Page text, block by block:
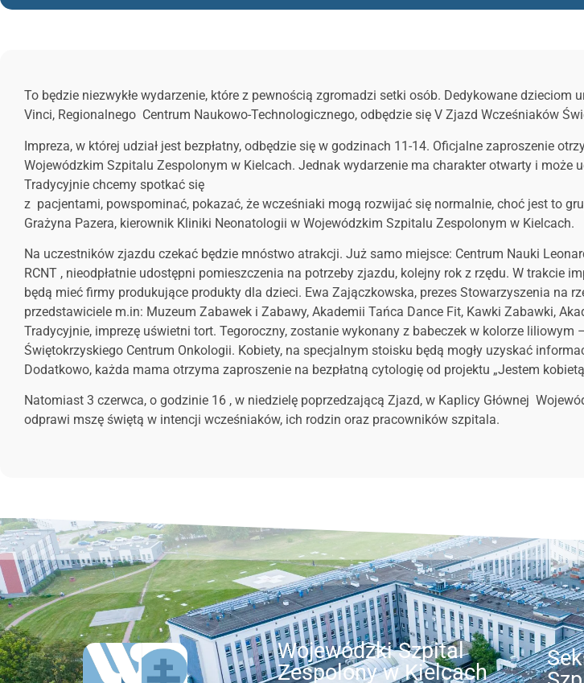
To będzie niezwykłe wydarzenie, które z pewnością zgromadzi setki osób. Dedykowane
Vinci, Regionalnego Centrum Naukowo-Technologicznego, odbędzie się V Zjazd Wcześniaków
Impreza, w której udział jest bezpłatny, odbędzie się w godzinach 11-14. Oficjalne zaproszenie
Wojewódzkim Szpitalu Zespolonym w Kielcach. Jednak wydarzenie ma charakter otwarty i
Tradycyjnie chcemy spotkać się
z pacjentami, powspominać, pokazać, że wcześniaki mogą rozwijać się normalnie, choć jest to
Grażyna Pazera, kierownik Kliniki Neonatologii w Wojewódzkim Szpitalu Zespolonym w Kielcach.
Na uczestników zjazdu czekać będzie mnóstwo atrakcji. Już samo miejsce: Centrum Nauki
RCNT , nieodpłatnie udostępni pomieszczenia na potrzeby zjazdu, kolejny rok z rzędu. W trakcie
będą mieć firmy produkujące produkty dla dzieci. Ewa Zajączkowska, prezes Stowarzyszenia na
przedstawiciele m.in: Muzeum Zabawek i Zabawy, Akademii Tańca Dance Fit, Kawki Zabawki,
Tradycyjnie, imprezę uświetni tort. Tegoroczny, zostanie wykonany z babeczek w kolorze
Świętokrzyskiego Centrum Onkologii. Kobiety, na specjalnym stoisku będą mogły uzyskać
Dodatkowo, każda mama otrzyma zaproszenie na bezpłatną cytologię od projektu „Jestem
Natomiast 3 czerwca, o godzinie 16 , w niedzielę poprzedzającą Zjazd, w Kaplicy Głównej
odprawi mszę świętą w intencji wcześniaków, ich rodzin oraz pracowników szpitala.
Wojewódzki Szpital
Zespolony w Kielcach